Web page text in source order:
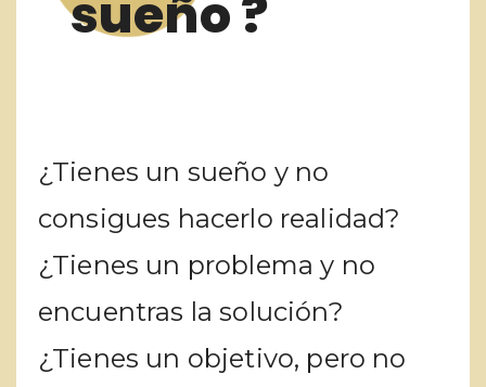
sueño ?
¿Tienes un sueño y no
consigues hacerlo realidad?
¿Tienes un problema y no
encuentras la solución?
¿Tienes un objetivo, pero no